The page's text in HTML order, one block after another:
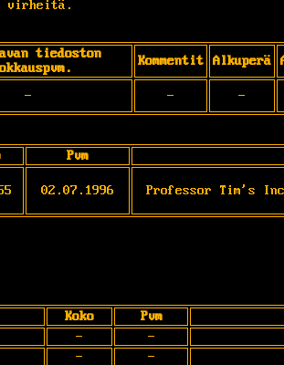
virheitä.
tiedoston
Kommentit Alkuperä
- - -
Pvm
02.07.1996 Professor Tim's
Koko Pvm
- -
- -